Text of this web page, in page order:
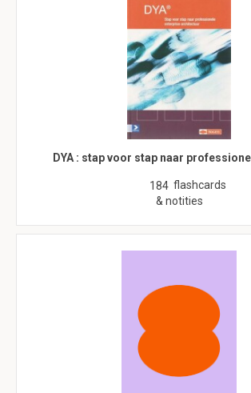
DYA : stap voor stap naar
184 flashcards
& notities